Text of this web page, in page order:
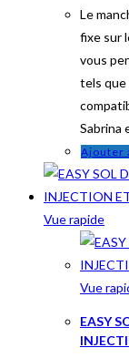
Le
fixe sur
vous
tels que
Sabrina
Ajouter
Vue rapide
Vue
EASY